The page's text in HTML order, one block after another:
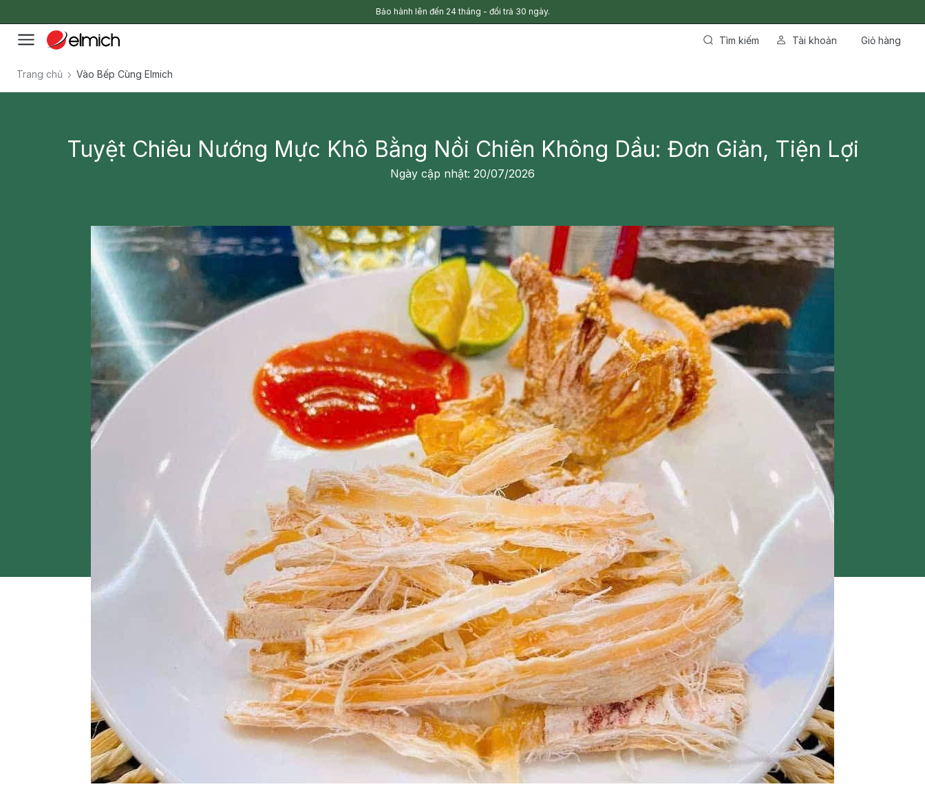
Bảo hành lên đến 24 tháng - đổi trả 30 ngày.
Tìm kiếm Tài khoản Giỏ hàng
Trang chủ Vào Bếp Cùng Elmich
Tuyệt Chiêu Nướng Mực Khô Bằng Nồi Chiên Không Dầu: Đơn Giản, Tiện Lợi
Ngày cập nhật: 20/07/2026